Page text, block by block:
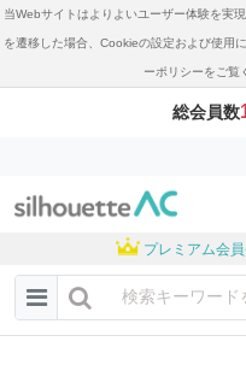
当Webサイトはよりよいユーザー体験を実
を遷移した場合、Cookieの設定および使用
ーポリシーをご覧
総会員数
プレミアム会